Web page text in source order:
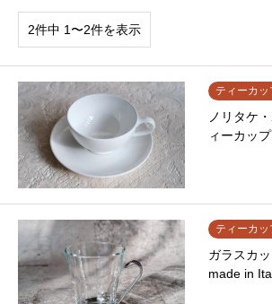
2件中 1〜2件を表示
ティーカ
ノリタケ
ィーカッ
ティーカッ
ガラスカ
made in